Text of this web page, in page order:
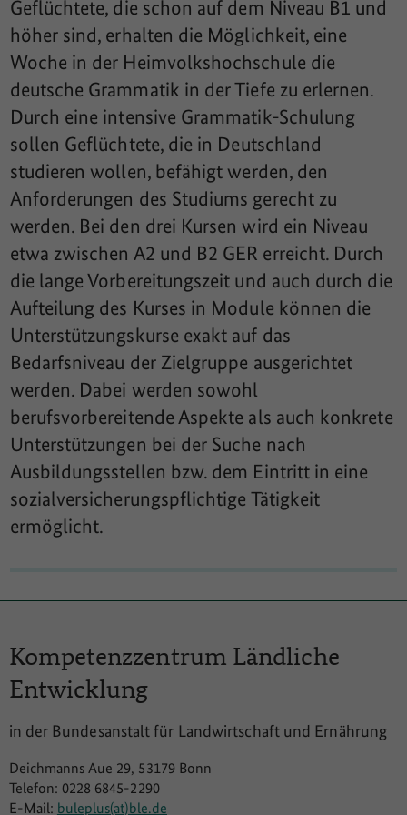
Geflüchtete, die schon auf dem Niveau B1 und
höher sind, erhalten die Möglichkeit, eine
Woche in der Heimvolkshochschule die
deutsche Grammatik in der Tiefe zu erlernen.
Durch eine intensive Grammatik-Schulung
sollen Geflüchtete, die in Deutschland
studieren wollen, befähigt werden, den
Anforderungen des Studiums gerecht zu
werden. Bei den drei Kursen wird ein Niveau
etwa zwischen A2 und B2 GER erreicht. Durch
die lange Vorbereitungszeit und auch durch die
Aufteilung des Kurses in Module können die
Unterstützungskurse exakt auf das
Bedarfsniveau der Zielgruppe ausgerichtet
werden. Dabei werden sowohl
berufsvorbereitende Aspekte als auch konkrete
Unterstützungen bei der Suche nach
Ausbildungsstellen bzw. dem Eintritt in eine
sozialversicherungspflichtige Tätigkeit
ermöglicht.
Kompetenzzentrum Ländliche
Entwicklung
in der Bundesanstalt für Landwirtschaft und Ernährung
Deichmanns Aue 29, 53179 Bonn
Telefon: 0228 6845-2290
E-Mail: buleplus(at)ble.de